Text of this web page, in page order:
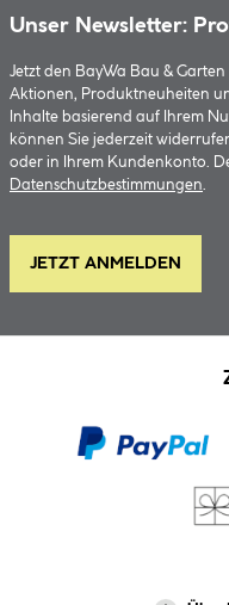
Unser Newsletter:
Jetzt den BayWa Bau &
Aktionen, Produktneuheiten
Inhalte basierend auf Ihrem
können Sie jederzeit
oder in Ihrem Kundenkonto.
Datenschutzbestimmungen.
JETZT ANMELDEN